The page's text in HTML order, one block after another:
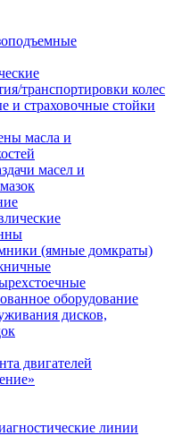
транспортировки колес
и страховочные стойки
масла и
масел и
(ямные домкраты)
оборудование
дисков,
двигателей
линии